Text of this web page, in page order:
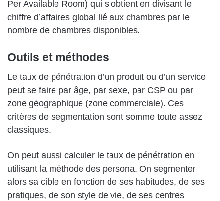
Per Available Room) qui s’obtient en divisant le
chiffre d’affaires global lié aux chambres par le
nombre de chambres disponibles.
Outils et méthodes
Le taux de pénétration d’un produit ou d’un service
peut se faire par âge, par sexe, par CSP ou par
zone géographique (zone commerciale). Ces
critères de segmentation sont somme toute assez
classiques.
On peut aussi calculer le taux de pénétration en
utilisant la méthode des persona. On segmenter
alors sa cible en fonction de ses habitudes, de ses
pratiques, de son style de vie, de ses centres